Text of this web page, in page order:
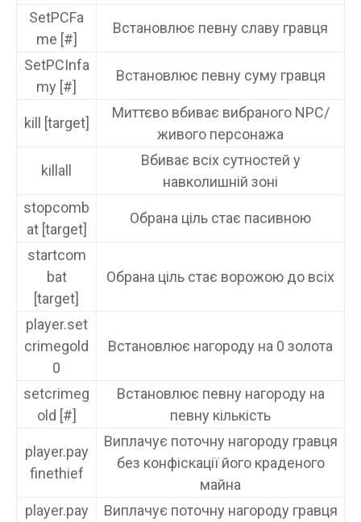
SetPCFa
me [#]
Встановлює певну славу гравця
SetPCInfa
my [#]
Встановлює певну суму гравця
kill [target]
Миттєво вбиває вибраного NPC/
живого персонажа
killall
Вбиває всіх сутностей у
навколишній зоні
stopcomb
at [target]
Обрана ціль стає пасивною
startcom
bat
[target]
Обрана ціль стає ворожою до всіх
player.set
crimegold
0
Встановлює нагороду на 0 золота
setcrimeg
old [#]
Встановлює певну нагороду на
певну кількість
player.pay
finethief
Виплачує поточну нагороду гравця
без конфіскації його краденого
майна
player.pay
Виплачує поточну нагороду гравця